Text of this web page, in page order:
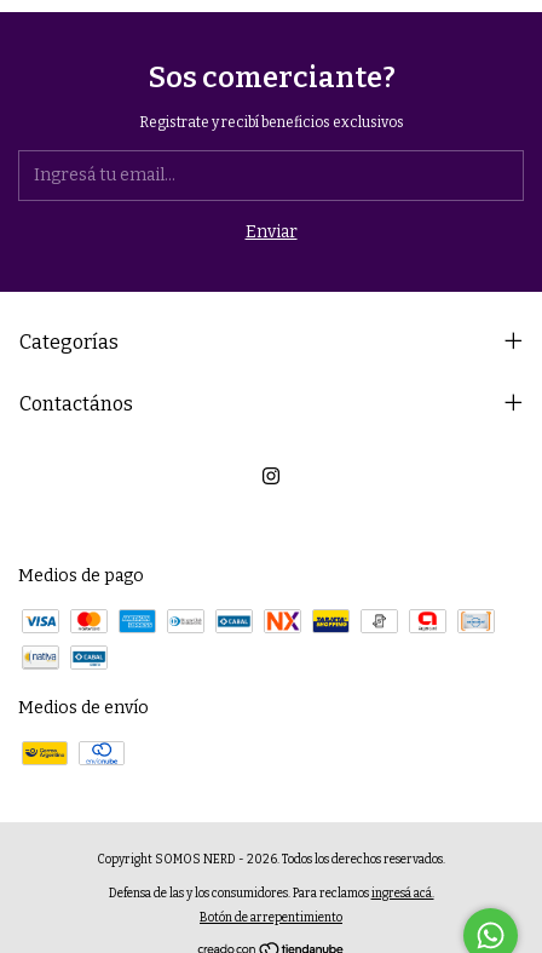
Sos comerciante?
Registrate y recibí beneficios exclusivos
Categorías
Contactános
Medios de pago
Medios de envío
Copyright SOMOS NERD - 2026. Todos los derechos reservados.
Defensa de las y los consumidores. Para reclamos ingresá acá.
Botón de arrepentimiento